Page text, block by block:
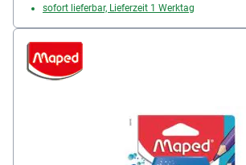
sofort lieferbar, Lieferzeit 1 Werktag